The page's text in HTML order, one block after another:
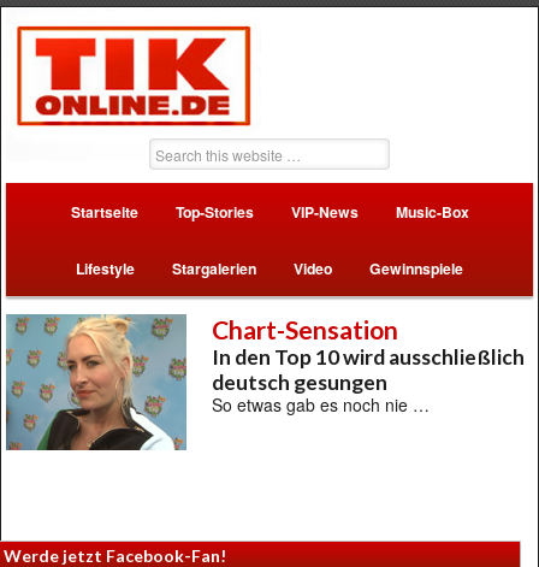
Startseite Top-Stories VIP-News Music-Box
Lifestyle Stargalerien Video Gewinnspiele
Chart-Sensation
In den Top 10 wird ausschließlich
deutsch gesungen
So etwas gab es noch nie …
Werde jetzt Facebook-Fan!